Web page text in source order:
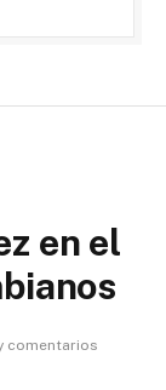
en el
comentarios